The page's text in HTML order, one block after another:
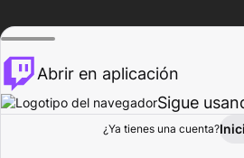
Explorar
Abrir en aplicación
Sigue
¿Ya tienes una cuenta?